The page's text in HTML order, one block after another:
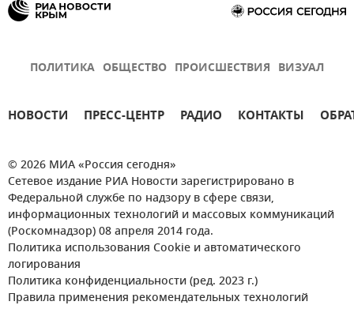
ПОЛИТИКА ОБЩЕСТВО ПРОИСШЕСТВИЯ ВИЗУАЛ
НОВОСТИ ПРЕСС-ЦЕНТР РАДИО КОНТАКТЫ
© 2026 МИА «Россия сегодня»
Сетевое издание РИА Новости зарегистрировано в
Федеральной службе по надзору в сфере связи,
информационных технологий и массовых коммуникаций
(Роскомнадзор) 08 апреля 2014 года.
Политика использования Cookie и автоматического
логирования
Политика конфиденциальности (ред. 2023 г.)
Правила применения рекомендательных технологий